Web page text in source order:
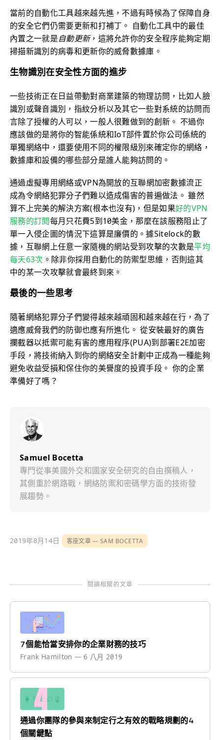
當前的自動化工具越來越先進，不過有時候為了保障自身
的安全它們仍需要更新和打補丁。 自動化工具中的最佳
內置之一就是自動更新，這將允許你的安全程序能夠定期
掃描新識別的病毒和更新你的威脅數據庫。
生物識別在安全性方面的進步
一些技術正在日益帶動對商業建築的物理訪問，比如人臉
識別或聲音識別，指紋分析以及其它一些對系統的訪問而
言除了授權的人可以，一般人很難做到的創新。 不過你
應該做的是將你的智能係統和IoT部件置於你公司係統的
單獨網絡中，還要使用不同的權限級別來確定你的網絡，
數據庫和設備的哪些部分是誰人能夠訪問的。
通過虛擬專用網絡或VPN為開放的互聯網加密數據流正
成為令網絡犯罪分子們難以造成傷害的普遍做法。 雖然
算不上完美的解決方案(根本也沒有)，但是如果好的VPN
服務的訂閱每月只花費5到10美金，那麼在該服務阻止了
單一入侵企圖的情況下這算是廉價的。據Sitelock的數
據，互聯網上任意一家隨機的網站受到攻擊的次數是平均
每天63次 。除非你採用自動化的防禦型思維，否則這其
中的某一次攻擊就會最終到來。
最後的一些思考
隨著網絡犯罪分子們變得越來越頑固和越來越在行，為了
適應威脅我們的防御也應有所進化。 從安裝最好的廣告
攔截器以抵禦可能有害的應用程序(PUA)到部署E2E加密
手段，將技術納入到你的網絡安全計劃中正成為一種能夠
避免收益受損和保住你的美譽度的投資手段。 你的企業
準備好了嗎？
Samuel Bocetta
專門從事美國外交和國家安全研究的自由撰稿人，
其側重於網路戰，網絡防禦和密碼學方面的技術發
展趨勢。
2019年8月14日 客座文章 SAM BOCETTA
閱讀相關的文章
7個能恰當安排你的企業財務的技巧
Frank Hamilton —6 八月 2019
通過你團隊的參與來制定行之有效的戰略規劃的4
個關鍵點